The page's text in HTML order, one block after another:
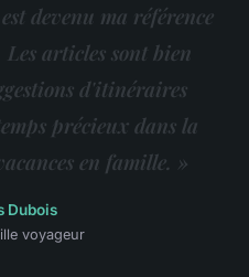
devenu ma référence
articles sont bien
d'itinéraires
précieux dans la
en famille. »
Dubois
voyageur